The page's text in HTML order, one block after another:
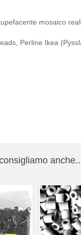
mosaico
Perline Ikea